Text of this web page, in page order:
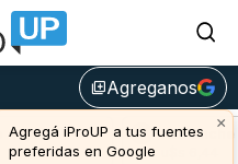
library_addAgreganos
×
Agregá iProUP a tus fuentes
preferidas en Google
Avalanche
u$s 6,44